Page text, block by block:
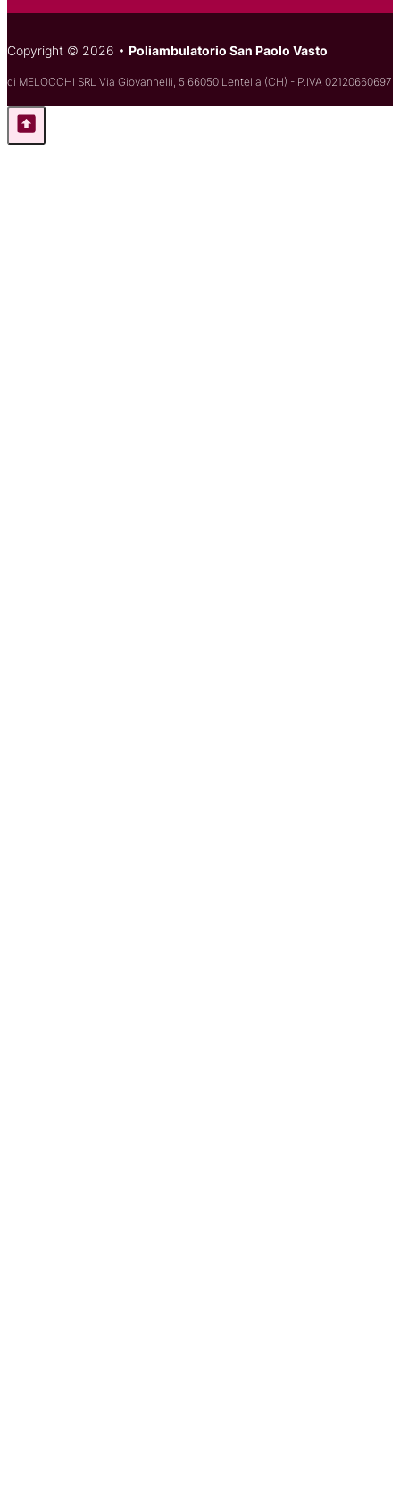
Copyright © 2026 • Poliambulatorio San Paolo Vasto
di MELOCCHI SRL Via Giovannelli, 5 66050 Lentella (CH) - P.IVA 02120660697